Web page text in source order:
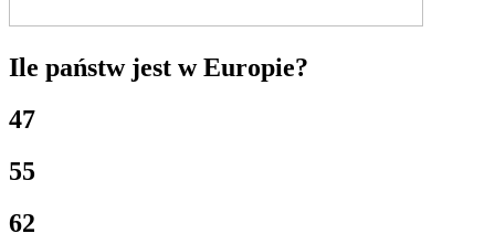
Ile państw jest w Europie?
47
55
62